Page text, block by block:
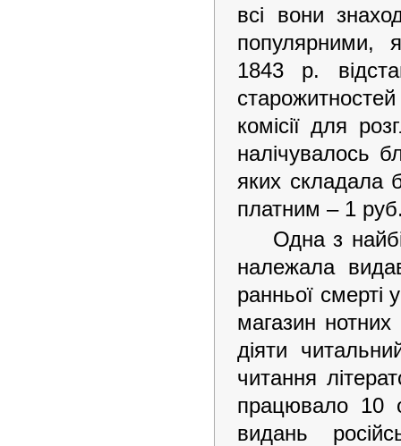
всі вони
популярними,
1843 р.
комісії для
налічувалось
яких складала
платним – 1
Одна з
належала
ранньої
магазин
діяти
читання
працювало 10
видань